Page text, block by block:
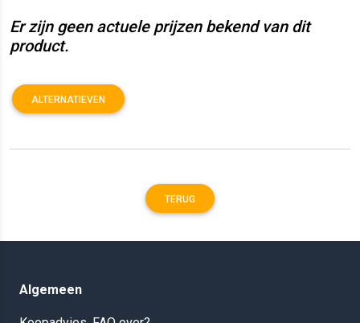
Er zijn geen actuele prijzen bekend van dit
product.
ALTERNATIEVEN
TERUG
Algemeen